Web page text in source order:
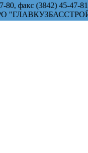
80, факс (3842) 45-47-81